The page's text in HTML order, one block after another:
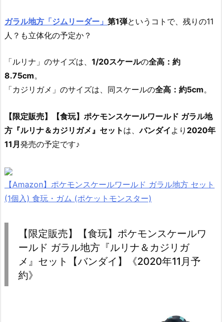
ガラル地方「ジムリーダー」 第1弾というコトで、残りの11
人？も立体化の予定か？
「ルリナ」のサイズは、 1/20スケールの全高：約
8.75cm。
「カジリガメ」のサイズは、同スケールの全高：約5cm。
【限定販売】【食玩】ポケモンスケールワールド ガラル地
方『ルリナ＆カジリガメ』セット は、バンダイ より 2020年
11月発売の予定です♪
【Amazon】ポケモンスケールワールド ガラル地方 セット
(1個入) 食玩・ガム (ポケットモンスター)
【限定販売】【食玩】ポケモンスケールワ
ールド ガラル地方『ルリナ＆カジリガ
メ』セット【バンダイ】《2020年11月予
約》